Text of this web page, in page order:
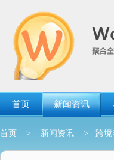
首页 新闻资讯
首页 > 新闻资讯 > 跨境